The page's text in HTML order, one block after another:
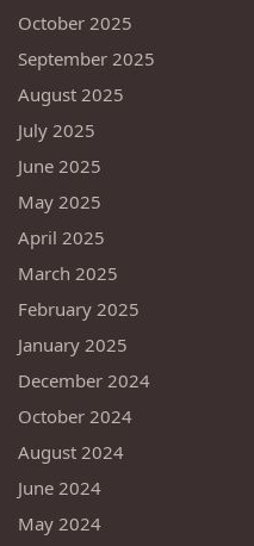
October 2025
September 2025
August 2025
July 2025
June 2025
May 2025
April 2025
March 2025
February 2025
January 2025
December 2024
October 2024
August 2024
June 2024
May 2024